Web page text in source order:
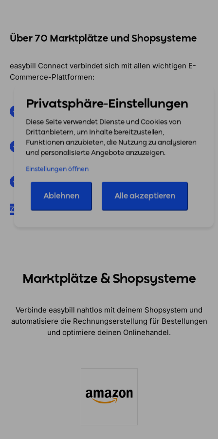
Über 70 Marktplätze und Shopsysteme
easybill Connect verbindet sich mit allen wichtigen E-
Commerce-Plattformen:
Amazon, die tiefste Integration:FBA, FBM, PAN-
EU, VCS, VCS lite, Rechnungs-Upload, Settlement
Reports und Verbringungslisten
Marktplätze:eBay, Kaufland, Otto, TikTok Shop,
Avocadostore, Bol.com, ManoMano und viele mehr
Shopsysteme:Shopify, WooCommerce, Shopware,
Wix, Gambio, Magento, Jimdo, JTL, PrestaShop
und weitere
Zu den Marktplätzen
Zu den Onlineshops
Marktplätze & Shopsysteme
Verbinde easybill nahtlos mit deinem Shopsystem und
automatisiere die Rechnungserstellung für Bestellungen
und optimiere deinen Onlinehandel.
Privatsphäre-Einstellungen
Diese Seite verwendet Dienste und Cookies von
Drittanbietern, um Inhalte bereitzustellen,
Funktionen anzubieten, die Nutzung zu analysieren
und personalisierte Angebote anzuzeigen.
Einstellungen öffnen
Ablehnen Alle akzeptieren